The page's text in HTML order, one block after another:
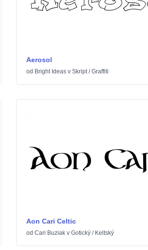
Aerosol
od Bright Ideasv Skript/Graffiti
Aon Cari Celtic
od Cari Buziakv Gotický/ Keltský